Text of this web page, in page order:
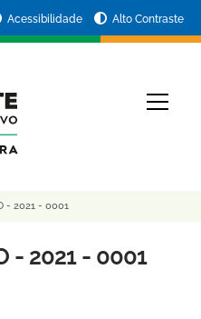
Acessibilidade Alto Contraste
- 2021 - 0001
- 2021 - 0001